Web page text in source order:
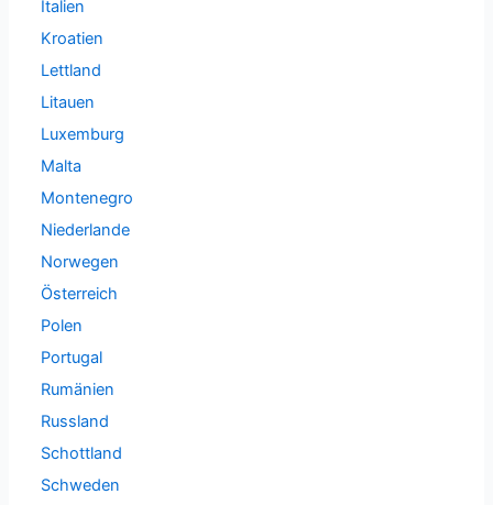
Italien
Kroatien
Lettland
Litauen
Luxemburg
Malta
Montenegro
Niederlande
Norwegen
Österreich
Polen
Portugal
Rumänien
Russland
Schottland
Schweden